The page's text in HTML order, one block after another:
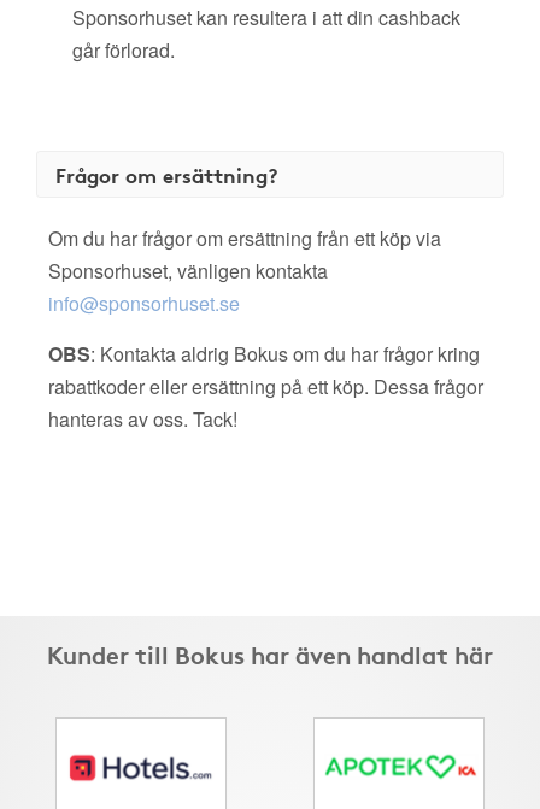
Sponsorhuset kan resultera i att din cashback
går förlorad.
Frågor om ersättning?
Om du har frågor om ersättning från ett köp via
Sponsorhuset, vänligen kontakta
info@sponsorhuset.se
OBS: Kontakta aldrig Bokus om du har frågor kring
rabattkoder eller ersättning på ett köp. Dessa frågor
hanteras av oss. Tack!
Kunder till Bokus har även handlat här